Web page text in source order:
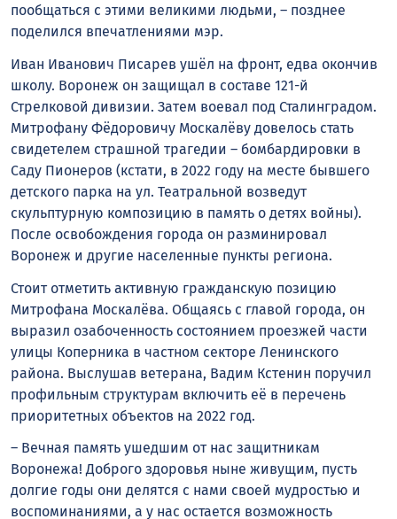
пообщаться с этими великими людьми, – позднее
поделился впечатлениями мэр.
Иван Иванович Писарев ушёл на фронт, едва окончив
школу. Воронеж он защищал в составе 121-й
Стрелковой дивизии. Затем воевал под Сталинградом.
Митрофану Фёдоровичу Москалёву довелось стать
свидетелем страшной трагедии – бомбардировки в
Саду Пионеров (кстати, в 2022 году на месте бывшего
детского парка на ул. Театральной возведут
скульптурную композицию в память о детях войны).
После освобождения города он разминировал
Воронеж и другие населенные пункты региона.
Стоит отметить активную гражданскую позицию
Митрофана Москалёва. Общаясь с главой города, он
выразил озабоченность состоянием проезжей части
улицы Коперника в частном секторе Ленинского
района. Выслушав ветерана, Вадим Кстенин поручил
профильным структурам включить её в перечень
приоритетных объектов на 2022 год.
– Вечная память ушедшим от нас защитникам
Воронежа! Доброго здоровья ныне живущим, пусть
долгие годы они делятся с нами своей мудростью и
воспоминаниями, а у нас остается возможность